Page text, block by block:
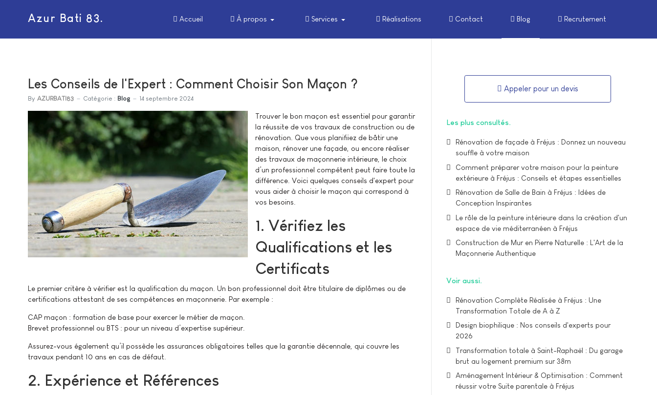
Azur Bati 83. Accueil À propos Services Réalisations Contact Blog Recrutement
Les Conseils de l'Expert : Comment Choisir Son Maçon ?
By AZURBATI83 Catégorie : Blog 14 septembre 2024
Trouver le bon maçon est essentiel pour garantir
la réussite de vos travaux de construction ou de
rénovation. Que vous planifiiez de bâtir une
maison, rénover une façade, ou encore réaliser
des travaux de maçonnerie intérieure, le choix
d’un professionnel compétent peut faire toute la
différence. Voici quelques conseils d'expert pour
vous aider à choisir le maçon qui correspond à
vos besoins.
1. Vérifiez les
Qualifications et les
Certificats
Le premier critère à vérifier est la qualification du maçon. Un bon professionnel doit être titulaire de diplômes ou de
certifications attestant de ses compétences en maçonnerie. Par exemple :
CAP maçon : formation de base pour exercer le métier de maçon.
Brevet professionnel ou BTS : pour un niveau d’expertise supérieur.
Assurez-vous également qu’il possède les assurances obligatoires telles que la garantie décennale, qui couvre les
travaux pendant 10 ans en cas de défaut.
2. Expérience et Références
Appeler pour un devis
Les plus consultés
Rénovation de façade à Fréjus : Donnez un nouveau
souffle à votre maison
Comment préparer votre maison pour la peinture
extérieure à Fréjus : Conseils et étapes essentielles
Rénovation de Salle de Bain à Fréjus : Idées de
Conception Inspirantes
Le rôle de la peinture intérieure dans la création d'un
espace de vie méditerranéen à Fréjus
Construction de Mur en Pierre Naturelle : L'Art de la
Maçonnerie Authentique
Voir aussi
Rénovation Complète Réalisée à Fréjus : Une
Transformation Totale de A à Z
Design biophilique : Nos conseils d'experts pour
2026
Transformation totale à Saint-Raphaël : Du garage
brut au logement premium sur 38m²
Aménagement Intérieur & Optimisation : Comment
réussir votre Suite parentale à Fréjus